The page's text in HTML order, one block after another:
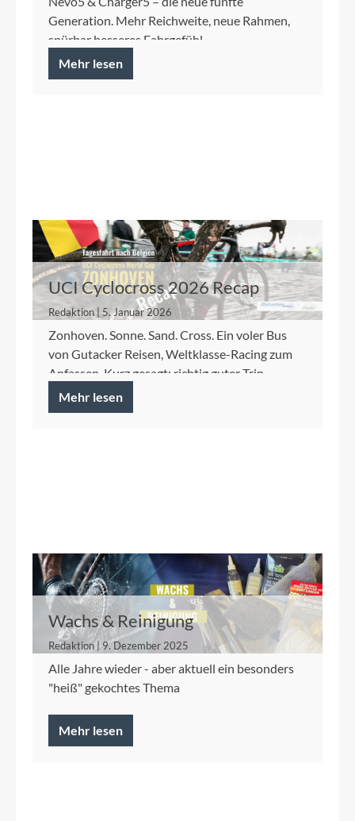
Generation. Mehr Reichweite, neue Rahmen,
spürbar besseres Fahrgefühl.
Mehr lesen
UCI Cyclocross 2026 Recap
Redaktion | 5. Januar 2026
Zonhoven. Sonne. Sand. Cross. Ein voler Bus
von Gutacker Reisen, Weltklasse-Racing zum
Anfassen. Kurz gesagt: richtig guter Trip.
Mehr lesen
Wachs & Reinigung
Redaktion | 9. Dezember 2025
Alle Jahre wieder - aber aktuell ein besonders
"heiß" gekochtes Thema
Mehr lesen